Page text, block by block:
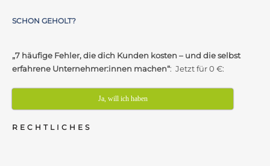
SCHON GEHOLT?
„7 häufige Fehler, die dich Kunden kosten – und die selbst
erfahrene Unternehmer:innen machen“: Jetzt für 0 €:
Ja, will ich haben
RECHTLICHES